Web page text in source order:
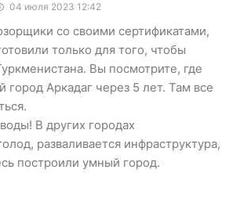
04 июля 2023 12:42
со своими сертификатами,
только для того, чтобы
Вы посмотрите, где
город Аркадаг через 5 лет. Там все
В других городах
разваливается инфраструктура,
построили умный город.